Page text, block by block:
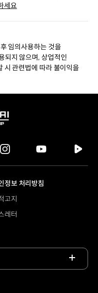
세요
임의사용하는 것을
되지 않으며, 상업적인
시 관련법에 따라 불이익을
instagram
tv
정보 처리방침
고지
레터